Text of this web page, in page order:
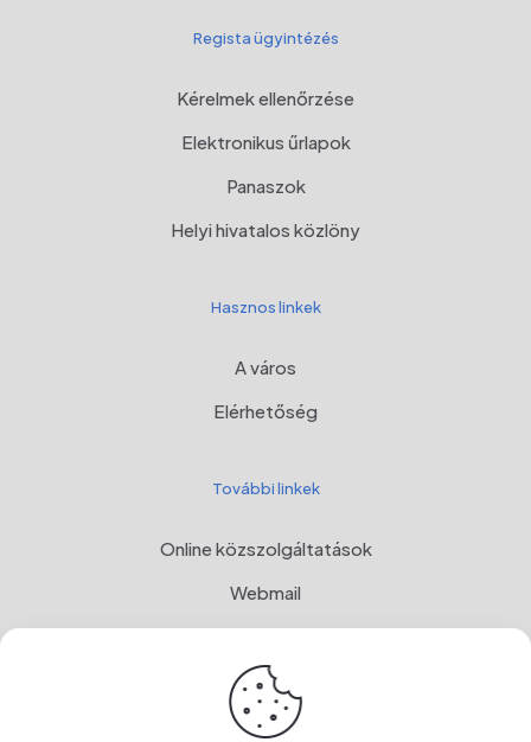
Regista ügyintézés
Kérelmek ellenőrzése
Elektronikus űrlapok
Panaszok
Helyi hivatalos közlöny
Hasznos linkek
A város
Elérhetőség
További linkek
Online közszolgáltatások
Webmail
Programul Național de Dezvoltare Rurală, MADR
Címer
OwnCloud